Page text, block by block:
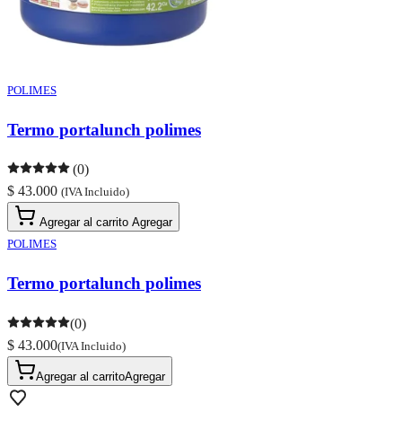
POLIMES
Termo portalunch polimes
(0)
$ 43.000 (IVA Incluido)
Agregar al carrito Agregar
POLIMES
Termo portalunch polimes
(0)
$ 43.000(IVA Incluido)
Agregar al carritoAgregar